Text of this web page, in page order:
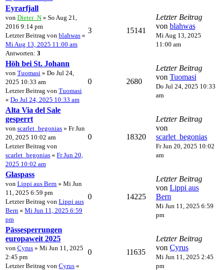
Eyrarfjall
von Dieter_N » So Aug 21,
2016 9:14 pm
Letzter Beitrag von blahwas «
Mi Aug 13, 2025 11:00 am
Antworten: 3
3 15141
Letzter Beitrag
von blahwas
Mi Aug 13, 2025
11:00 am
Höh bei St. Johann
von Tuomasi » Do Jul 24,
2025 10:33 am
Letzter Beitrag von Tuomasi
« Do Jul 24, 2025 10:33 am
0 2680
Letzter Beitrag
von Tuomasi
Do Jul 24, 2025 10:33
am
Alta Via del Sale
gesperrt
von scarlet_begonias » Fr Jun
20, 2025 10:02 am
Letzter Beitrag von
scarlet_begonias « Fr Jun 20,
2025 10:02 am
0 18320
Letzter Beitrag
von
scarlet_begonias
Fr Jun 20, 2025 10:02
am
Glaspass
von Lippi aus Bern » Mi Jun
11, 2025 6:59 pm
Letzter Beitrag von Lippi aus
Bern « Mi Jun 11, 2025 6:59
pm
0 14225
Letzter Beitrag
von Lippi aus
Bern
Mi Jun 11, 2025 6:59
pm
Pässesperrungen
europaweit 2025
von Cyrus » Mi Jun 11, 2025
2:45 pm
Letzter Beitrag von Cyrus «
0 11635
Letzter Beitrag
von Cyrus
Mi Jun 11, 2025 2:45
pm